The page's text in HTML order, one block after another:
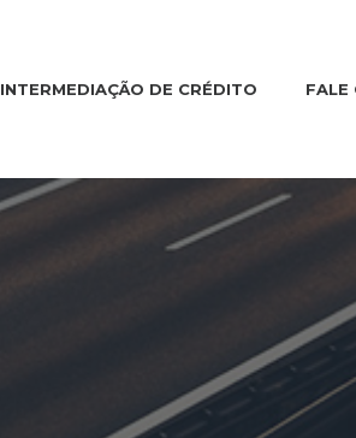
INTERMEDIAÇÃO DE CRÉDITO FALE